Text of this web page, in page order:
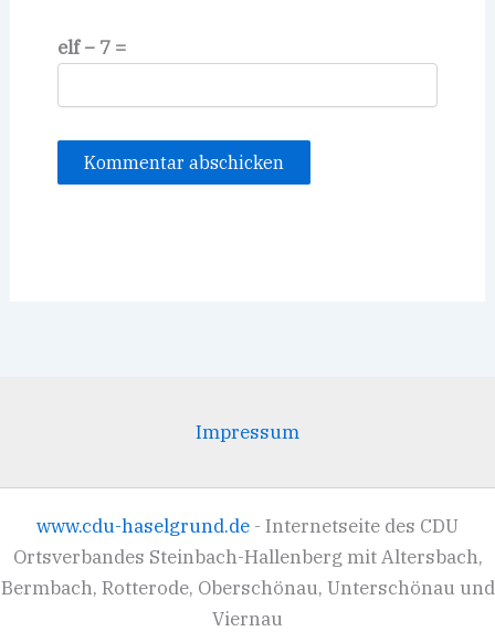
elf − 7 =
Impressum
www.cdu-haselgrund.de - Internetseite des CDU
Ortsverbandes Steinbach-Hallenberg mit Altersbach,
Bermbach, Rotterode, Oberschönau, Unterschönau und
Viernau